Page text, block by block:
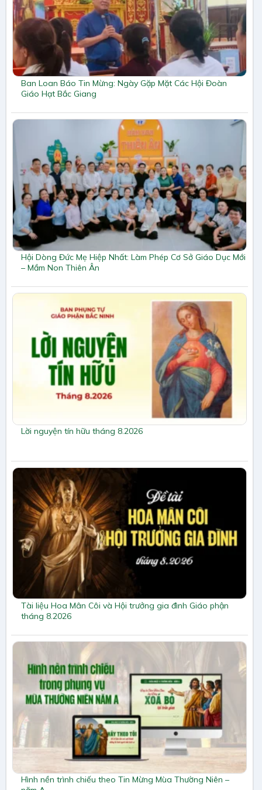
Ban Loan Báo Tin Mừng: Ngày Gặp Mặt Các Hội Đoàn
Giáo Hạt Bắc Giang
Hội Dòng Đức Mẹ Hiệp Nhất: Làm Phép Cơ Sở Giáo Dục Mới
– Mầm Non Thiên Ân
Lời nguyện tín hữu tháng 8.2026
Tài liệu Hoa Mân Côi và Hội trưởng gia đình Giáo phận
tháng 8.2026
Hình nền trình chiếu theo Tin Mừng Mùa Thường Niên –